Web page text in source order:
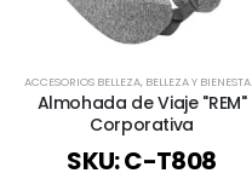
ACCESORIOS BELLEZA, BELLEZA Y BIENESTAR
Almohada de Viaje "REM"
Corporativa
SKU: C-T808